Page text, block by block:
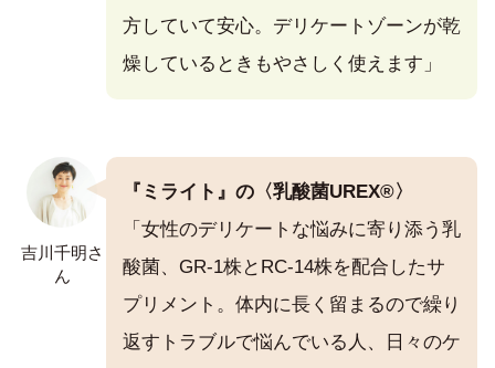
方していて安心。デリケートゾーンが乾
燥しているときもやさしく使えます」
吉川千明さ
ん
『ミライト』の〈乳酸菌UREX®〉
「女性のデリケートな悩みに寄り添う乳
酸菌、GR-1株とRC-14株を配合したサ
プリメント。体内に長く留まるので繰り
返すトラブルで悩んでいる人、日々のケ